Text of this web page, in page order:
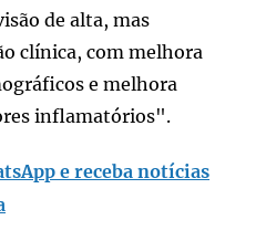
de alta, mas
clínica, com melhora
e melhora
inflamatórios".
e receba notícias